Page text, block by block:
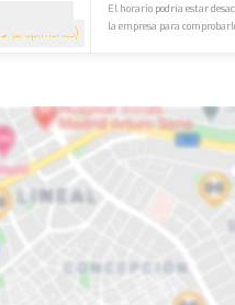
5 (2 opiniones)
El horario podría estar
la empresa para